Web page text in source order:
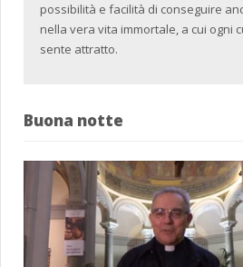
possibilità e facilità di conseguire
nella vera vita immortale, a cui ogni
sente attratto.
Buona notte